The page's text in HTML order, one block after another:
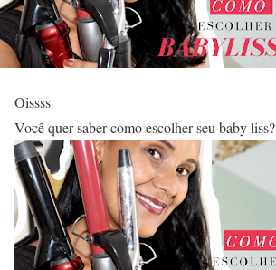
Oissss
Você quer saber como escolher seu baby liss?